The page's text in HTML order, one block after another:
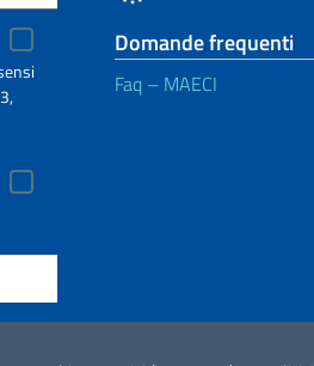
Domande frequenti
Faq – MAECI